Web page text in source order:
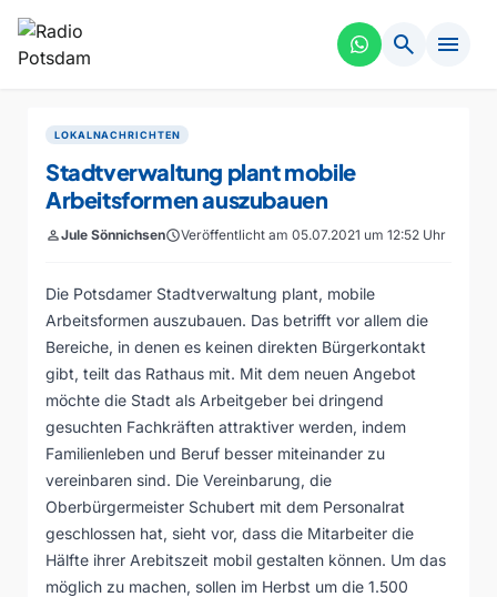
search menu
LOKALNACHRICHTEN
Stadtverwaltung plant mobile
Arbeitsformen auszubauen
personJule SönnichsenscheduleVeröffentlicht am 05.07.2021 um 12:52 Uhr
Die Potsdamer Stadtverwaltung plant, mobile
Arbeitsformen auszubauen. Das betrifft vor allem die
Bereiche, in denen es keinen direkten Bürgerkontakt
gibt, teilt das Rathaus mit. Mit dem neuen Angebot
möchte die Stadt als Arbeitgeber bei dringend
gesuchten Fachkräften attraktiver werden, indem
Familienleben und Beruf besser miteinander zu
vereinbaren sind. Die Vereinbarung, die
Oberbürgermeister Schubert mit dem Personalrat
geschlossen hat, sieht vor, dass die Mitarbeiter die
Hälfte ihrer Arebitszeit mobil gestalten können. Um das
möglich zu machen, sollen im Herbst um die 1.500